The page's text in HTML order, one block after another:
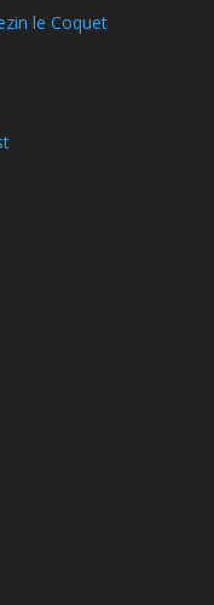
le Coquet